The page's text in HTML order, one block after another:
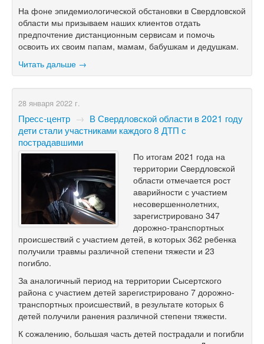
На фоне эпидемиологической обстановки в Свердловской
области мы призываем наших клиентов отдать
предпочтение дистанционным сервисам и помочь
освоить их своим папам, мамам, бабушкам и дедушкам.
Читать дальше →
28 января 2022 г.
Пресс-центр → В Свердловской области в 2021 году
дети стали участниками каждого 8 ДТП с
пострадавшими
По итогам 2021 года на
территории Свердловской
области отмечается рост
аварийности с участием
несовершеннолетних,
зарегистрировано 347
дорожно-транспортных
происшествий с участием детей, в которых 362 ребенка
получили травмы различной степени тяжести и 23
погибло.
За аналогичный период на территории Сысертского
района с участием детей зарегистрировано 7 дорожно-
транспортных происшествий, в результате которых 6
детей получили ранения различной степени тяжести.
К сожалению, большая часть детей пострадали и погибли